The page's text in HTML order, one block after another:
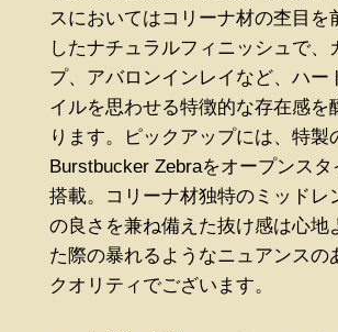
スにおいてはコリーナ材の杢目を
したナチュラルフィニッシュで、
プ、アバロンインレイなど、ハー
イルを思わせる特徴的な存在感を
ります。ピックアップには、特製
Burstbucker Zebraをオープンスタ
搭載。コリーナ材独特のミッドレ
の良さを兼ね備えた抜け感は心地
た際の暴れるようなニュアンスの
クオリティでございます。